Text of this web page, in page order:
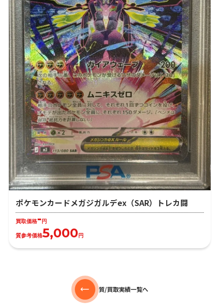
ポケモンカードメガジガルデex（SAR）トレカ闘
買取価格- 円
質参考価格5,000 円
質/買取実績一覧へ